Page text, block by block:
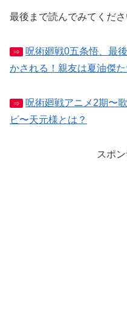
最後まで読んでみてくださ
⇒
呪術廻戦0五条悟、最
かされる！親友は夏油傑た
⇒
呪術廻戦アニメ2期〜
ビ〜天元様とは？
スポ